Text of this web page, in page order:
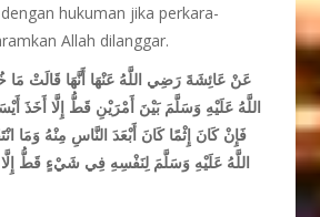
hukuman jika perkara-
Allah dilanggar.
عَنْ عَائِشَةَ رَضِي اللَّهُ عَنْهَا أَنَّهَا قَالَتْ
اللَّهُ عَلَيْهِ وَسَلَّمَ بَيْنَ أَمْرَيْنِ قَطُّ إِلَّا أَخَذَ
فَإِنْ كَانَ إِثْمًا كَانَ أَبْعَدَ النَّاسِ مِنْهُ وَمَا
اللَّهُ عَلَيْهِ وَسَلَّمَ لِنَفْسِهِ فِي شَيْءٍ قَطُّ إِلَّا